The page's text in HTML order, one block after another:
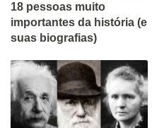
18 pessoas muito
importantes da história (e
suas biografias)